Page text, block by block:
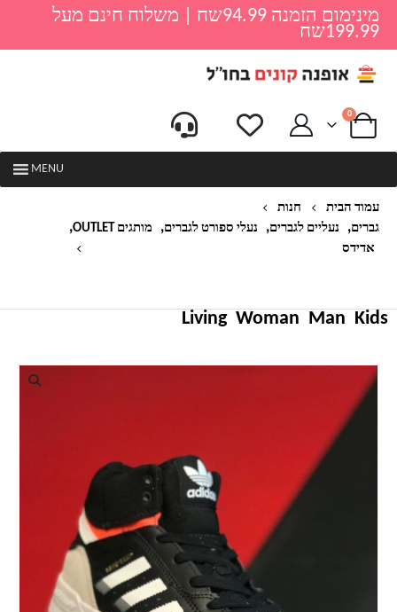
מינימום הזמנה 94.99שח | משלוח חינם מעל
199.99שח
0
MENU
עמוד הבית
חנות
גברים, נעליים לגברים, נעלי ספורט לגברים, מותגים OUTLET ,
אדידס
Kids
Man
Woman
Living